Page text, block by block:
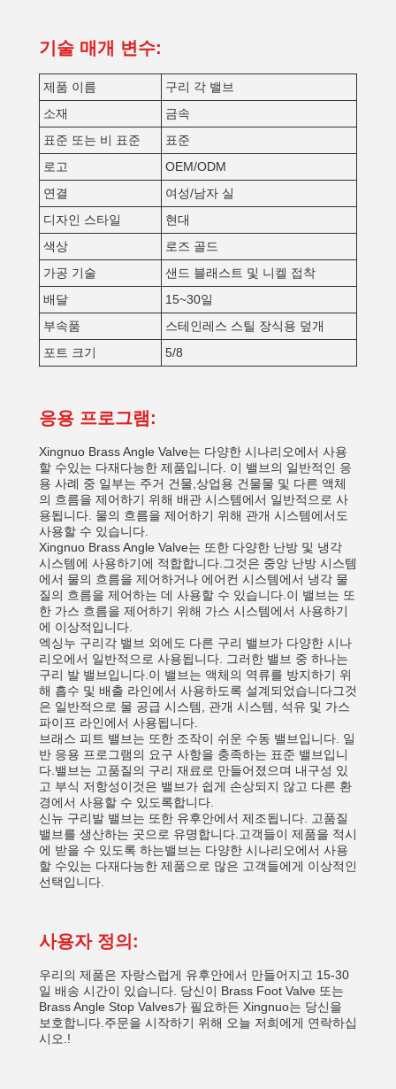
기술 매개 변수:
제품 이름
구리 각 밸브
소재
금속
표준 또는 비 표준
표준
로고
OEM/ODM
연결
여성/남자 실
디자인 스타일
현대
색상
로즈 골드
가공 기술
샌드 블래스트 및 니켈 접착
배달
15~30일
부속품
스테인레스 스틸 장식용 덮개
포트 크기
5/8
응용 프로그램:
Xingnuo Brass Angle Valve는 다양한 시나리오에서 사용
할 수있는 다재다능한 제품입니다. 이 밸브의 일반적인 응
용 사례 중 일부는 주거 건물,상업용 건물물 및 다른 액체
의 흐름을 제어하기 위해 배관 시스템에서 일반적으로 사
용됩니다. 물의 흐름을 제어하기 위해 관개 시스템에서도
사용할 수 있습니다.
Xingnuo Brass Angle Valve는 또한 다양한 난방 및 냉각
시스템에 사용하기에 적합합니다.그것은 중앙 난방 시스템
에서 물의 흐름을 제어하거나 에어컨 시스템에서 냉각 물
질의 흐름을 제어하는 데 사용할 수 있습니다.이 밸브는 또
한 가스 흐름을 제어하기 위해 가스 시스템에서 사용하기
에 이상적입니다.
엑싱누 구리각 밸브 외에도 다른 구리 밸브가 다양한 시나
리오에서 일반적으로 사용됩니다. 그러한 밸브 중 하나는
구리 발 밸브입니다.이 밸브는 액체의 역류를 방지하기 위
해 흡수 및 배출 라인에서 사용하도록 설계되었습니다그것
은 일반적으로 물 공급 시스템, 관개 시스템, 석유 및 가스
파이프 라인에서 사용됩니다.
브래스 피트 밸브는 또한 조작이 쉬운 수동 밸브입니다. 일
반 응용 프로그램의 요구 사항을 충족하는 표준 밸브입니
다.밸브는 고품질의 구리 재료로 만들어졌으며 내구성 있
고 부식 저항성이것은 밸브가 쉽게 손상되지 않고 다른 환
경에서 사용할 수 있도록합니다.
신뉴 구리발 밸브는 또한 유후안에서 제조됩니다. 고품질
밸브를 생산하는 곳으로 유명합니다.고객들이 제품을 적시
에 받을 수 있도록 하는밸브는 다양한 시나리오에서 사용
할 수있는 다재다능한 제품으로 많은 고객들에게 이상적인
선택입니다.
사용자 정의:
우리의 제품은 자랑스럽게 유후안에서 만들어지고 15-30
일 배송 시간이 있습니다. 당신이 Brass Foot Valve 또는
Brass Angle Stop Valves가 필요하든 Xingnuo는 당신을
보호합니다.주문을 시작하기 위해 오늘 저희에게 연락하십
시오.!